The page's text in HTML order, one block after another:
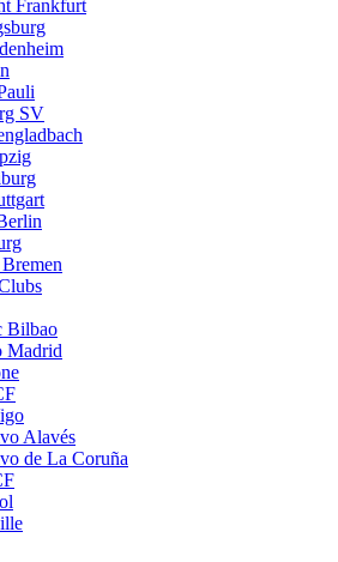
Frankfurt
SV
Bilbao
Madrid
Alavés
de La Coruña